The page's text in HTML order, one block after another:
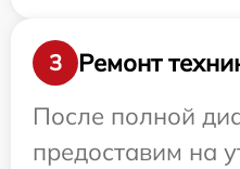
3
Ремонт
После полной
предоставим на